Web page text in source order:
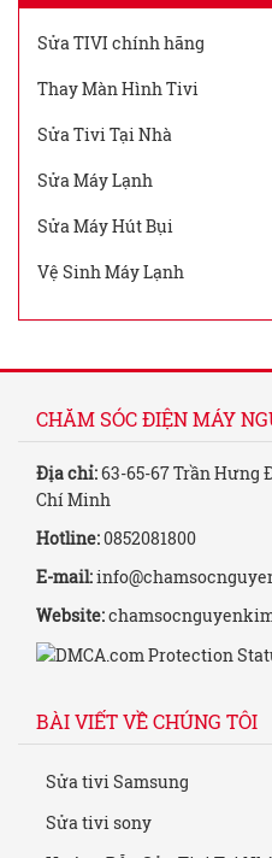
Sửa TIVI chính hãng
Thay Màn Hình Tivi
Sửa Tivi Tại Nhà
Sửa Máy Lạnh
Sửa Máy Hút Bụi
Vệ Sinh Máy Lạnh
CHĂM SÓC ĐIỆN MÁY
Địa chỉ:63-65-67 Trần Hưng
Chí Minh
Hotline:0852081800
E-mail:
Website:
BÀI VIẾT VỀ CHÚNG TÔI
Sửa tivi Samsung
Sửa tivi sony